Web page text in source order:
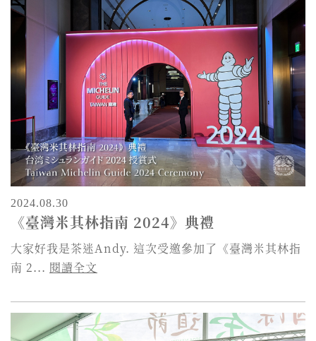
2024.08.30
《臺灣米其林指南 2024》典禮
大家好我是茶迷Andy. 這次受邀參加了《臺灣米其林指
南 2... 閱讀全文